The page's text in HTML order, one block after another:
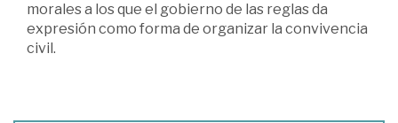
morales a los que el gobierno de las reglas da
expresión como forma de organizar la convivencia
civil.